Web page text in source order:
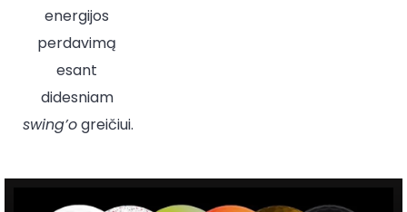
energijos
perdavimą
esant
didesniam
swing’ogreičiui.